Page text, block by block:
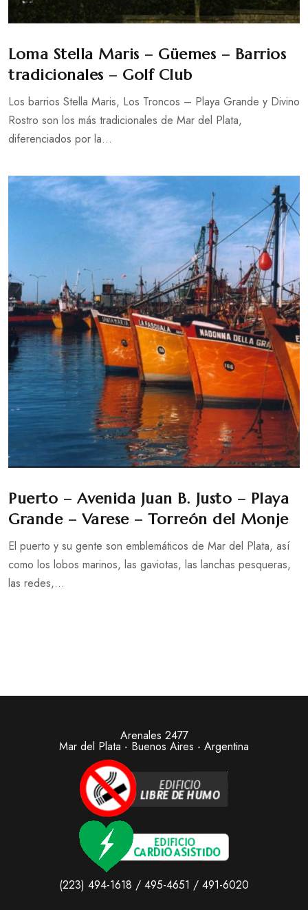
Loma Stella Maris – Güemes – Barrios
tradicionales – Golf Club
Los barrios Stella Maris, Los Troncos – Playa Grande y Divino
Rostro son los más tradicionales de Mar del Plata,
diferenciados por la...
Puerto – Avenida Juan B. Justo – Playa
Grande – Varese – Torreón del Monje
El puerto y su gente son emblemáticos de Mar del Plata, así
como los lobos marinos, las gaviotas, las lanchas pesqueras,
las redes,...
Arenales 2477
Mar del Plata - Buenos Aires - Argentina
(223) 494-1618 / 495-4651 / 491-6020